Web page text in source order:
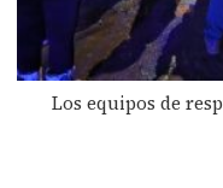
Los equipos de